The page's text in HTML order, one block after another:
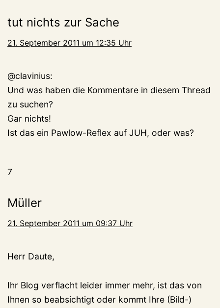
tut nichts zur Sache
21. September 2011 um 12:35 Uhr
@clavinius:
Und was haben die Kommentare in diesem Thread
zu suchen?
Gar nichts!
Ist das ein Pawlow-Reflex auf JUH, oder was?
7
Müller
21. September 2011 um 09:37 Uhr
Herr Daute,
Ihr Blog verflacht leider immer mehr, ist das von
Ihnen so beabsichtigt oder kommt Ihre (Bild-)